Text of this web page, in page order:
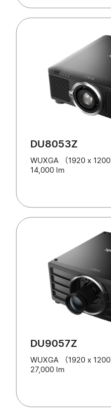
DU8053Z
WUXGA （1920 x 1200
14,000 lm
DU9057Z
WUXGA （1920 x 1200
27,000 lm